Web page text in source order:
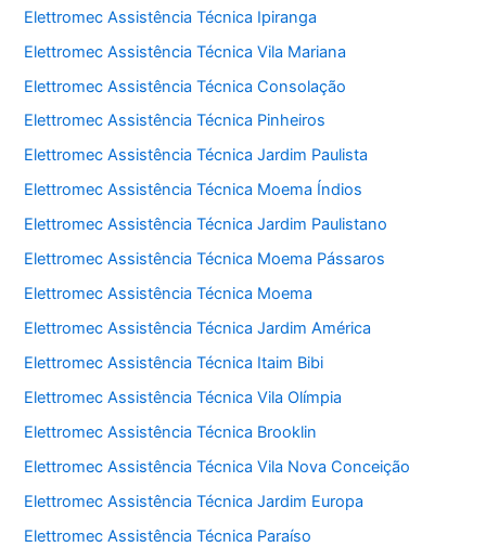
Elettromec Assistência Técnica Ipiranga
Elettromec Assistência Técnica Vila Mariana
Elettromec Assistência Técnica Consolação
Elettromec Assistência Técnica Pinheiros
Elettromec Assistência Técnica Jardim Paulista
Elettromec Assistência Técnica Moema Índios
Elettromec Assistência Técnica Jardim Paulistano
Elettromec Assistência Técnica Moema Pássaros
Elettromec Assistência Técnica Moema
Elettromec Assistência Técnica Jardim América
Elettromec Assistência Técnica Itaim Bibi
Elettromec Assistência Técnica Vila Olímpia
Elettromec Assistência Técnica Brooklin
Elettromec Assistência Técnica Vila Nova Conceição
Elettromec Assistência Técnica Jardim Europa
Elettromec Assistência Técnica Paraíso